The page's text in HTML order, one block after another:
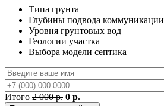
Типа грунта
Глубины подвода коммуникации
Уровня грунтовых вод
Геологии участка
Выбора модели септика
Итого 2 000 р. 0 р.